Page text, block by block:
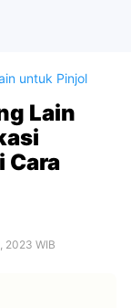
untuk Pinjol
Lain
Cara
2023 WIB